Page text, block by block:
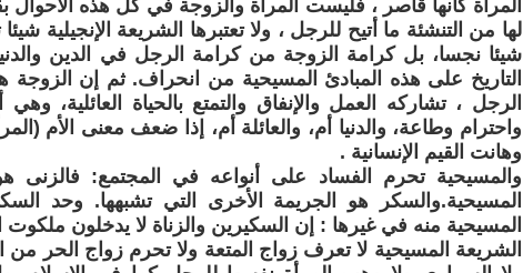
المرأة كأنها قاصر ، فليست المرأة والزوجة في كل هذه الأحوال
لها من التنشئة ما أتيح للرجل ، ولا تعتبرها الشريعة الإنجيلية
شيئا نجسا، بل كرامة الزوجة من كرامة الرجل في الدين
التاريخ على هذه المبادئ المسيحية من انحراف. ثم إن
الرجل ، تشاركه العمل والإنفاق والتمتع بالحياة العائلية،
واحترام وطاعة، والدنيا أم، والعائلة أم، إذا ضعف معنى الأم
وهانت القيم الإنسانية .
والمسيحية تحرم الفساد على أنواعه في المجتمع: فالزنى
المسيحية.والسكر هو الجريمة الأخرى التي تشبهها. وحد
المسيحية منه في غيرها : إن السكيرين والزناة لا يدخلون ملكوت
الشريعة المسيحية لا تعرف زواج المتعة ولا تحرم زواج الحر من